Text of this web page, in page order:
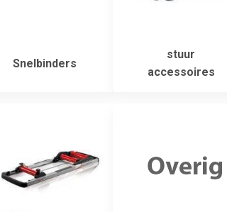
Snelbinders
stuur
accessoires